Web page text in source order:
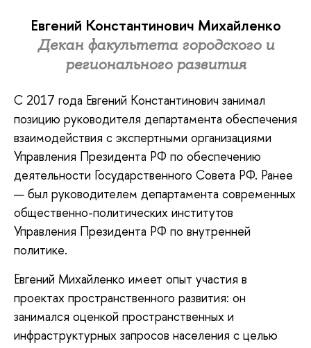
Евгений Константинович Михайленко
Декан факультета городского и
регионального развития
С 2017 года Евгений Константинович занимал
позицию руководителя департамента обеспечения
взаимодействия с экспертными организациями
Управления Президента РФ по обеспечению
деятельности Государственного Совета РФ. Ранее
— был руководителем департамента современных
общественно-политических институтов
Управления Президента РФ по внутренней
политике.
Евгений Михайленко имеет опыт участия в
проектах пространственного развития: он
занимался оценкой пространственных и
инфраструктурных запросов населения с целью